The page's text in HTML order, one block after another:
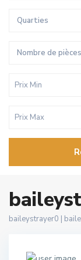
Quarties
Nombre de pièces
baileystrayer0 |